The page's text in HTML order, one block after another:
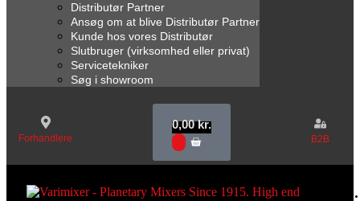
Distributør Partner
Ansøg om at blive Distributør Partner
Kunde hos vores Distributør
Slutbruger (virksomhed eller privat)
Servicetekniker
Søg i showroom
Forhandlere
0,00kr.
B2B